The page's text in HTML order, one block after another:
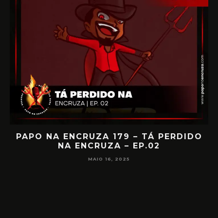
PAPO NA ENCRUZA 179 – TÁ PERDIDO
NA ENCRUZA – EP.02
MAIO 16, 2025